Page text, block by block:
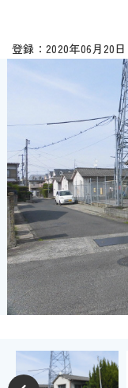
2020年06月20日